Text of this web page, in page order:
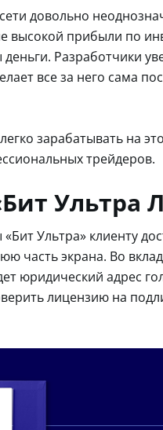
довольно
высокой прибыли по
Разработчики
все за него сама
зарабатывать на
трейдеров.
Ультра
Ультра» клиенту
часть экрана. Во
юридический адрес
лицензию на